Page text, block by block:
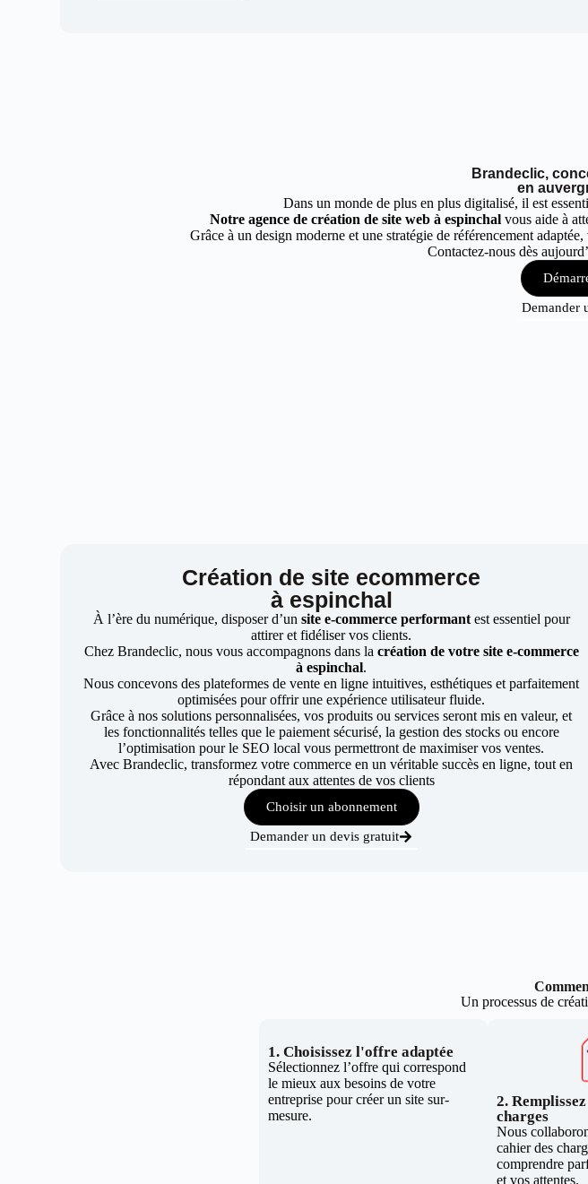
Brandeclic,
en
Dans un monde de plus en plus digitalisé, il est
Notre agence de création de site web à espinchal vous aide à
Grâce à un design moderne et une stratégie de référencement
Contactez-nous dès
Demander
Création de site ecommerce
à espinchal
À l’ère du numérique, disposer d’un site e-commerce performant est essentiel pour
attirer et fidéliser vos clients.
Chez Brandeclic, nous vous accompagnons dans la création de votre site e-commerce
à espinchal.
Nous concevons des plateformes de vente en ligne intuitives, esthétiques et parfaitement
optimisées pour offrir une expérience utilisateur fluide.
Grâce à nos solutions personnalisées, vos produits ou services seront mis en valeur, et
les fonctionnalités telles que le paiement sécurisé, la gestion des stocks ou encore
l’optimisation pour le SEO local vous permettront de maximiser vos ventes.
Avec Brandeclic, transformez votre commerce en un véritable succès en ligne, tout en
répondant aux attentes de vos clients
Choisir un abonnement
Demander un devis gratuit
Un processus de
1. Choisissez l'offre adaptée
Sélectionnez l’offre qui correspond
le mieux aux besoins de votre
entreprise pour créer un site sur-
mesure.
2.
charges
Nous
cahier des
comprendre
et vos attentes.